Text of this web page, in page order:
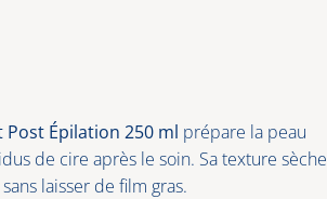
Post Épilation 250 ml prépare la peau
de cire après le soin. Sa texture sèche
laisser de film gras.